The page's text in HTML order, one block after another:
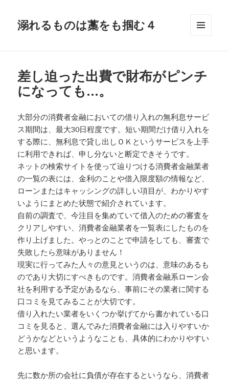
溺れるものは藁をも掴む４
差し迫った出費で財布がピンチ
になっても…。
大部分の消費者金融においての借り入れの無利息サービ
ス期間は、最大30日程度です。短い期間だけ借り入れを
する際に、無利息で貸し出しＯＫというサービスを上手
に利用できれば、申し分ないと断定できそうです。
ネットの検索サイトを使って辿りつける消費者金融業者
の一覧の表には、金利のことや借入限度額の情報など、
ローンまたはキャッシングの詳しい項目が、わかりやす
いようにまとめた状態で紹介されています。
自前の調査で、今注目を集めていて借入のための審査を
クリアしやすい、消費者金融業者を一覧表にしたものを
作り上げました。やっとのことで申請をしても、審査で
失敗したら意味がありません！
現実に行ってみた人々の意見というのは、意味のあるも
のであり大切にすべきものです。消費者金融系ローン会
社を利用する予定があるなら、事前にその業者に関する
口コミを見てみることが大切です。
借り入れたい業者をいくつか挙げてから書かれている口
コミを見ると、選んでみた消費者金融には入りやすいか
どうかなどというようなことも、具体的にわかりやすい
と思います。
先に数か所の会社に負債が存在するというなら、消費者